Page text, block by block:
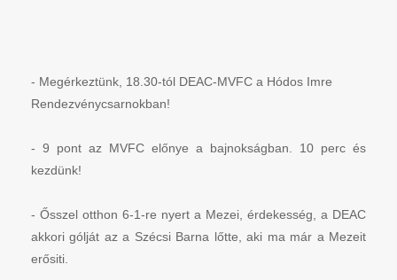
- Megérkeztünk, 18.30-tól DEAC-MVFC a Hódos Imre
Rendezvénycsarnokban!
- 9 pont az MVFC előnye a bajnokságban. 10 perc és
kezdünk!
- Ősszel otthon 6-1-re nyert a Mezei, érdekesség, a DEAC
akkori gólját az a Szécsi Barna lőtte, aki ma már a Mezeit
erősiti.